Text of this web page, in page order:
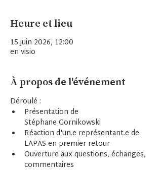
Heure et lieu
15 juin 2026, 12:00
en visio
À propos de l'événement
Déroulé :
Présentation de
Stéphane Gornikowski
Réaction d'un.e représentant.e de
LAPAS en premier retour
Ouverture aux questions, échanges,
commentaires